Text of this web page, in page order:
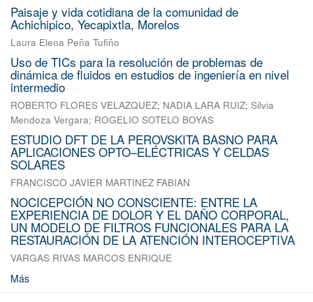
Paisaje y vida cotidiana de la comunidad de
Achichipico, Yecapixtla, Morelos
Laura Elena Peña Tufiño
Uso de TICs para la resolución de problemas de
dinámica de fluidos en estudios de ingeniería en nivel
intermedio
ROBERTO FLORES VELAZQUEZ; NADIA LARA RUIZ; Silvia
Mendoza Vergara; ROGELIO SOTELO BOYAS
ESTUDIO DFT DE LA PEROVSKITA BASNO PARA
APLICACIONES OPTO–ELÉCTRICAS Y CELDAS
SOLARES
FRANCISCO JAVIER MARTINEZ FABIAN
NOCICEPCIÓN NO CONSCIENTE: ENTRE LA
EXPERIENCIA DE DOLOR Y EL DAÑO CORPORAL,
UN MODELO DE FILTROS FUNCIONALES PARA LA
RESTAURACIÓN DE LA ATENCIÓN INTEROCEPTIVA
VARGAS RIVAS MARCOS ENRIQUE
Más